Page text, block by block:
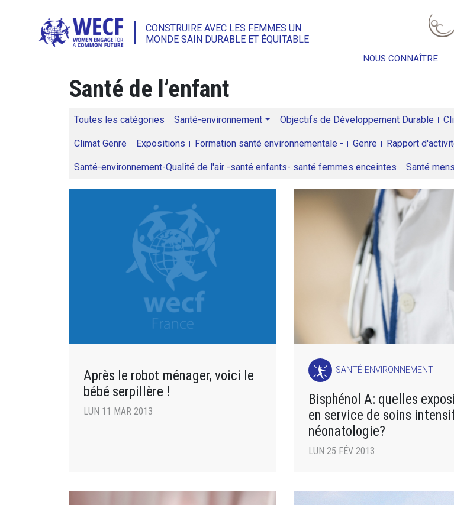
CONSTRUIRE AVEC LES FEMMES UN
MONDE SAIN DURABLE ET ÉQUITABLE
NOUS CONNAÎTRE
Santé de l’enfant
Toutes les catégories Santé-environnement Objectifs de Développement Durable
Climat Genre Expositions Formation santé environnementale - Genre Rapport
Santé-environnement-Qualité de l'air -santé enfants- santé femmes enceintes Santé
Après le robot ménager, voici le
bébé serpillère !
LUN 11 MAR 2013
SANTÉ-ENVIRONNEMENT
Bisphénol A: quelles
en service de soins
néonatologie?
LUN 25 FÉV 2013